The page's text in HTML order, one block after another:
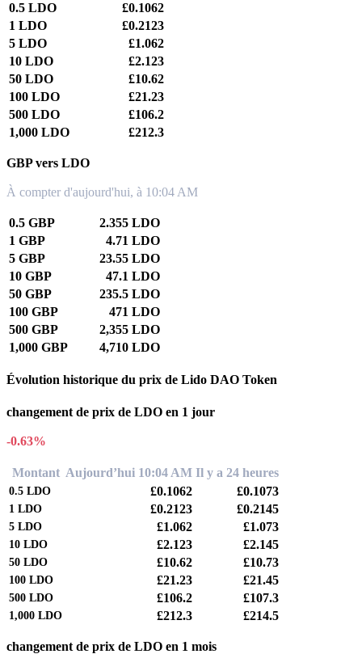
0.5 LDO
£0.1062
1 LDO
£0.2123
5 LDO
£1.062
10 LDO
£2.123
50 LDO
£10.62
100 LDO
£21.23
500 LDO
£106.2
1,000 LDO
£212.3
GBP vers LDO
À compter d'aujourd'hui, à 10:04 AM
0.5 GBP
2.355 LDO
1 GBP
4.71 LDO
5 GBP
23.55 LDO
10 GBP
47.1 LDO
50 GBP
235.5 LDO
100 GBP
471 LDO
500 GBP
2,355 LDO
1,000 GBP
4,710 LDO
Évolution historique du prix de Lido DAO Token
changement de prix de LDO en 1 jour
-0.63%
Montant Aujourd’hui 10:04 AM Il y a 24 heures
0.5 LDO £0.1062 £0.1073
1 LDO £0.2123 £0.2145
5 LDO £1.062 £1.073
10 LDO £2.123 £2.145
50 LDO £10.62 £10.73
100 LDO £21.23 £21.45
500 LDO £106.2 £107.3
1,000 LDO £212.3 £214.5
changement de prix de LDO en 1 mois